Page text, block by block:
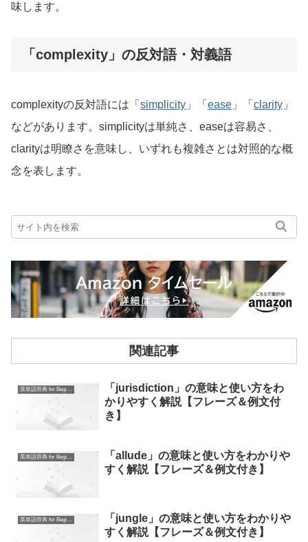
味します。
「complexity」の反対語・対義語
complexityの反対語には「 simplicity 」「 ease 」「 clarity 」
などがあります。simplicityは単純さ、easeは容易さ、
clarityは明瞭さを意味し、いずれも複雑さとは対照的な概
念を表します。
関連記事
英単語辞典 for Beginners
「jurisdiction」の意味と使い方をわ
かりやすく解説【フレーズ＆例文付
き】
英単語辞典 for Beginners
「allude」の意味と使い方をわかりや
すく解説【フレーズ＆例文付き】
英単語辞典 for Beginners
「jungle」の意味と使い方をわかりや
すく解説【フレーズ＆例文付き】